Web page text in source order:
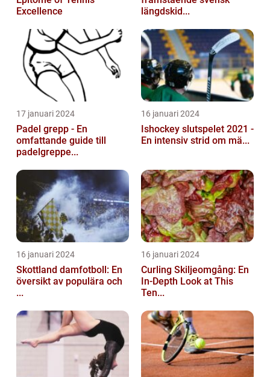
Excellence
längdskid...
17 januari 2024
Padel grepp - En
omfattande guide till
padelgreppe...
16 januari 2024
Ishockey slutspelet 2021 -
En intensiv strid om mä...
16 januari 2024
Skottland damfotboll: En
översikt av populära och
...
16 januari 2024
Curling Skiljeomgång: En
In-Depth Look at This
Ten...